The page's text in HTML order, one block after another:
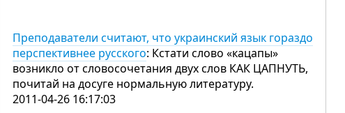
Преподаватели считают, что украинский язык гораздо
перспективнее русского: Кстати слово «кацапы»
возникло от словосочетания двух слов КАК ЦАПНУТЬ,
почитай на досуге нормальную литературу.
2011-04-26 16:17:03